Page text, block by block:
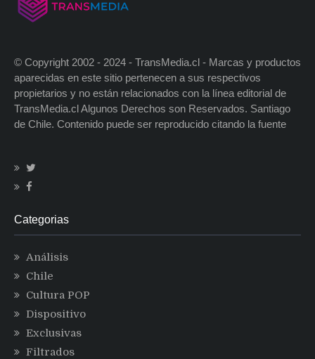
© Copyright 2002 - 2024 - TransMedia.cl - Marcas y productos
aparecidas en este sitio pertenecen a sus respectivos
propietarios y no están relacionados con la línea editorial de
TransMedia.cl Algunos Derechos son Reservados. Santiago
de Chile. Contenido puede ser reproducido citando la fuente
Categorias
Análisis
Chile
Cultura POP
Dispositivo
Exclusivas
Filtrados